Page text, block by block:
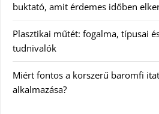
buktató, amit érdemes időben
Plasztikai műtét: fogalma, típusai
tudnivalók
Miért fontos a korszerű baromfi
alkalmazása?